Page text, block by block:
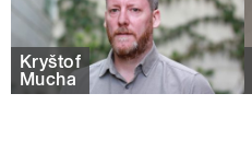
Kryštof
Mucha